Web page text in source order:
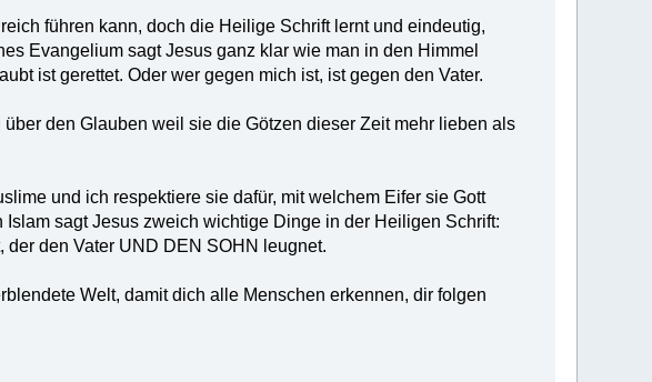
führen kann, doch die Heilige Schrift lernt und eindeutig,
Evangelium sagt Jesus ganz klar wie man in den Himmel
ist gerettet. Oder wer gegen mich ist, ist gegen den Vater.
den Glauben weil sie die Götzen dieser Zeit mehr lieben als
und ich respektiere sie dafür, mit welchem Eifer sie Gott
sagt Jesus zweich wichtige Dinge in der Heiligen Schrift:
den Vater UND DEN SOHN leugnet.
Welt, damit dich alle Menschen erkennen, dir folgen